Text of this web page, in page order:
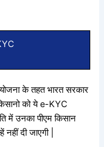
के तहत भारत सरकार
को ये e-KYC
में उनका पीएम किसान
दी जाएगी |